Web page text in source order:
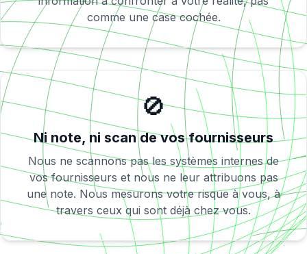
comme une case cochée.
🚫
Ni note, ni scan de vos fournisseurs
Nous ne scannons pas les systèmes internes de
vos fournisseurs et nous ne leur attribuons pas
une note. Nous mesurons votre risque à vous, à
travers ceux qui sont déjà chez vous.